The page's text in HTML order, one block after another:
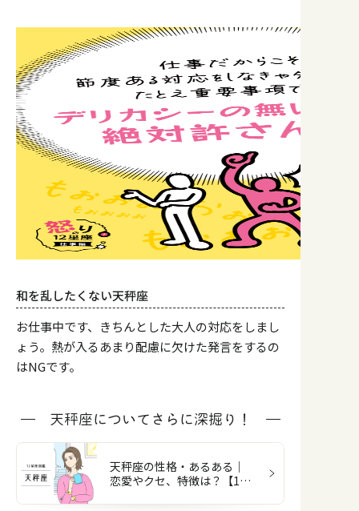
和を乱したくない天秤座
お仕事中です、きちんとした大人の対応をしまし
ょう。熱が入るあまり配慮に欠けた発言をするの
はNGです。
天秤座についてさらに深掘り！
天秤座の性格・あるある｜
恋愛やクセ、特徴は？【12